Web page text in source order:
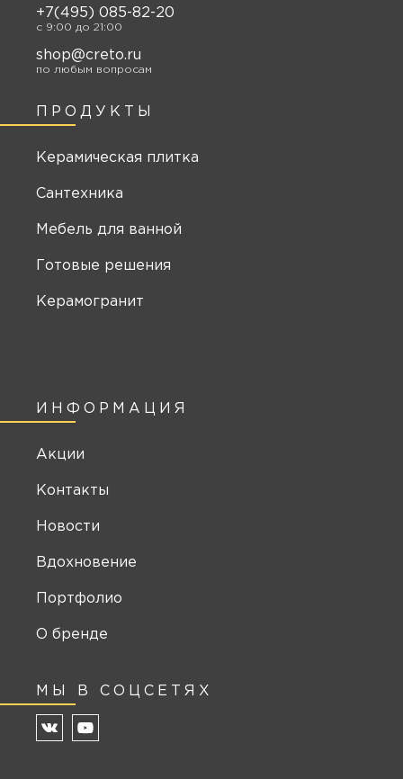
ИНФОРМАЦИЯ
Акции
Контакты
Новости
Вдохновение
Портфолио
О бренде
МЫ В СОЦСЕТЯХ
ПРОДУКТЫ
Керамическая плитка
Сантехника
Мебель для ванной
Готовые решения
Керамогранит
+7(495) 085-82-20
c 9:00 до 21:00
shop@creto.ru
по любым вопросам